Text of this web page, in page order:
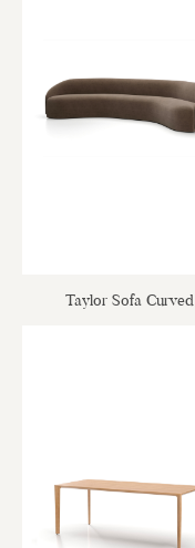
Taylor Sofa Curved